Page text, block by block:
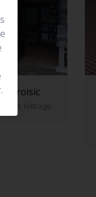
croisic
neon, lettrage